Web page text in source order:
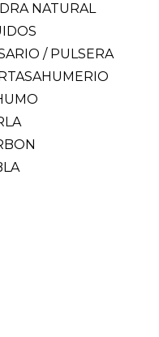
NATURAL
/ PULSERA